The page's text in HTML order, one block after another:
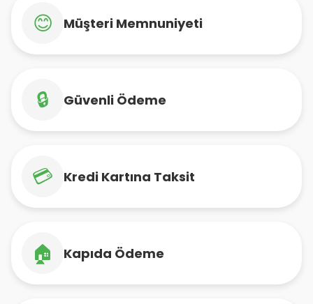
😊 Müşteri Memnuniyeti
🔒 Güvenli Ödeme
💳 Kredi Kartına Taksit
🏠 Kapıda Ödeme